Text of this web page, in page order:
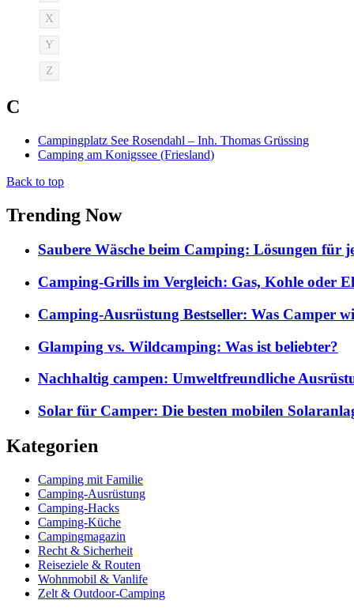
X
Y
Z
C
Campingplatz See Rosendahl – Inh. Thomas Grüssing
Camping am Konigssee (Friesland)
Back to top
Trending Now
Saubere Wäsche beim Camping: Lösungen für
Camping-Grills im Vergleich: Gas, Kohle oder
Camping-Ausrüstung Bestseller: Was Camper
Glamping vs. Wildcamping: Was ist beliebter?
Nachhaltig campen: Umweltfreundliche
Solar für Camper: Die besten mobilen
Kategorien
Camping mit Familie
Camping-Ausrüstung
Camping-Hacks
Camping-Küche
Campingmagazin
Recht & Sicherheit
Reiseziele & Routen
Wohnmobil & Vanlife
Zelt & Outdoor-Camping